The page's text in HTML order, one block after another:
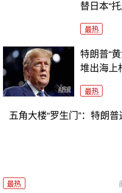
替日本“托
最热
特朗普“
堆出海上
最热
五角大楼“罗生门”：特朗
最热